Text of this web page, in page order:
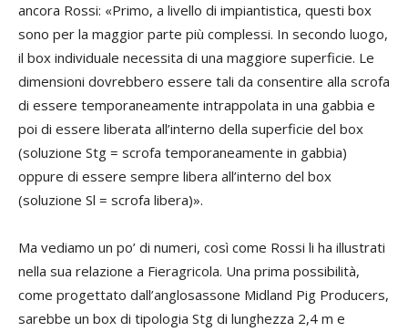
ancora Rossi: «Primo, a livello di impiantistica, questi box
sono per la maggior parte più complessi. In secondo luogo,
il box individuale necessita di una maggiore superficie. Le
dimensioni dovrebbero essere tali da consentire alla scrofa
di essere temporaneamente intrappolata in una gabbia e
poi di essere liberata all’interno della superficie del box
(soluzione Stg = scrofa temporaneamente in gabbia)
oppure di essere sempre libera all’interno del box
(soluzione Sl = scrofa libera)».
Ma vediamo un po’ di numeri, così come Rossi li ha illustrati
nella sua relazione a Fieragricola. Una prima possibilità,
come progettato dall’anglosassone Midland Pig Producers,
sarebbe un box di tipologia Stg di lunghezza 2,4 m e